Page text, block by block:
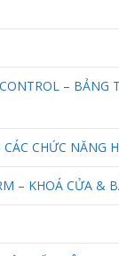
– BẢNG
CÁC CHỨC NĂNG
– KHOÁ CỬA &